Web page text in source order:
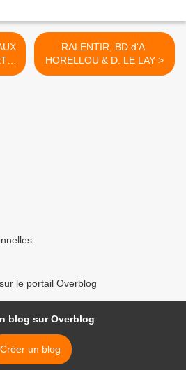
RALENTIR, BD d'A.
HORELLOU & D. LE LAY >
le portail Overblog
blog sur Overblog
Créer un blog